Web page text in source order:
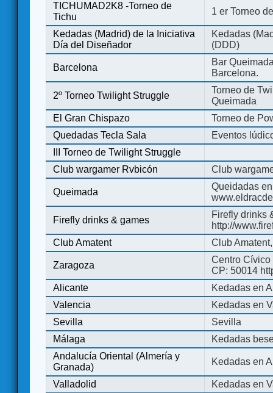
TICHUMAD2K8 -Torneo de
Tichu
1 er Torneo
Kedadas (Madrid) de la Iniciativa
Día del Diseñador
Kedadas
(DDD)
Barcelona
Bar
Barcelona.
2º Torneo Twilight Struggle
Torneo de
Queimada
El Gran Chispazo
Torneo de
Quedadas Tecla Sala
Eventos
III Torneo de Twilight Struggle
Club wargamer Rvbicón
Club
Queimada
Queidadas
Firefly drinks & games
Firefly drinks
http://
Club Amatent
Club
Zaragoza
Centro Cívico
CP: 50014
Alicante
Kedadas en
Valencia
Kedadas en
Sevilla
Sevilla
Málaga
Kedadas
Andalucía Oriental (Almería y
Granada)
Kedadas en
Valladolid
Kedadas en